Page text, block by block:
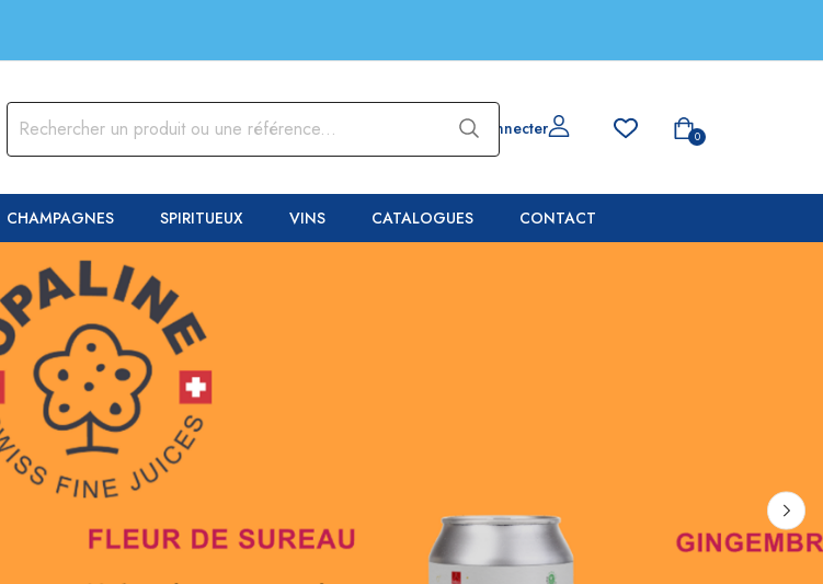
Se connecter 0
CHAMPAGNES SPIRITUEUX VINS CATALOGUES CONTACT